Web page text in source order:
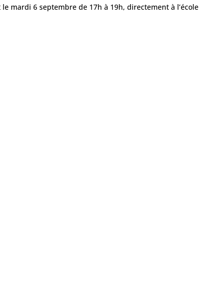
mardi 6 septembre de 17h à 19h, directement à l’école